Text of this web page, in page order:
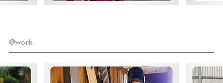
@work